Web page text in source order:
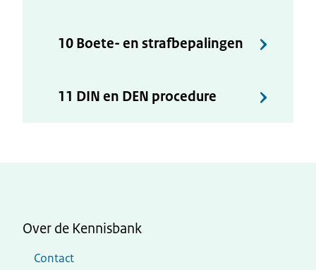
10 Boete- en strafbepalingen
11 DIN en DEN procedure
Over de Kennisbank
Contact